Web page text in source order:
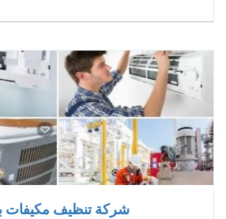
شركة تنظيف مكيفات